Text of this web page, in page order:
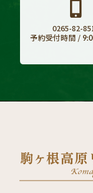
0265-82-
予約受付時間 /